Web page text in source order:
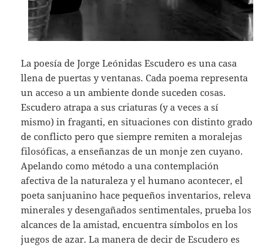
La poesía de Jorge Leónidas Escudero es una casa
llena de puertas y ventanas. Cada poema representa
un acceso a un ambiente donde suceden cosas.
Escudero atrapa a sus criaturas (y a veces a sí
mismo) in fraganti, en situaciones con distinto grado
de conflicto pero que siempre remiten a moralejas
filosóficas, a enseñanzas de un monje zen cuyano.
Apelando como método a una contemplación
afectiva de la naturaleza y el humano acontecer, el
poeta sanjuanino hace pequeños inventarios, releva
minerales y desengañados sentimentales, prueba los
alcances de la amistad, encuentra símbolos en los
juegos de azar. La manera de decir de Escudero es